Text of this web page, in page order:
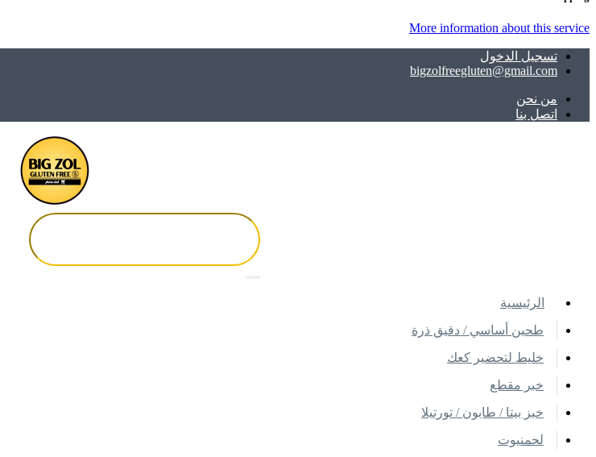
More information about this service
تسجيل الدخول
bigzolfreegluten@gmail.com
ﻣﻦ ﻧﺤﻦ
اتصل بنا
اﻟﺮﺋﻴﺴﻴﺔ
طحين أساسي / دقيق ذرة
خليط لتحضير كعك
خبر مقطع
خبز بيتا / طابون / تورتيلا
لحمنيوت